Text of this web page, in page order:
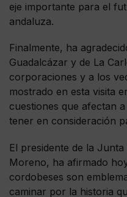
eje importante para el
andaluza.
Finalmente, ha
Guadalcázar y de La
corporaciones y a los
mostrado en esta visita
cuestiones que afectan
tener en consideración
El presidente de la
Moreno, ha afirmado
cordobeses son
caminar por la historia